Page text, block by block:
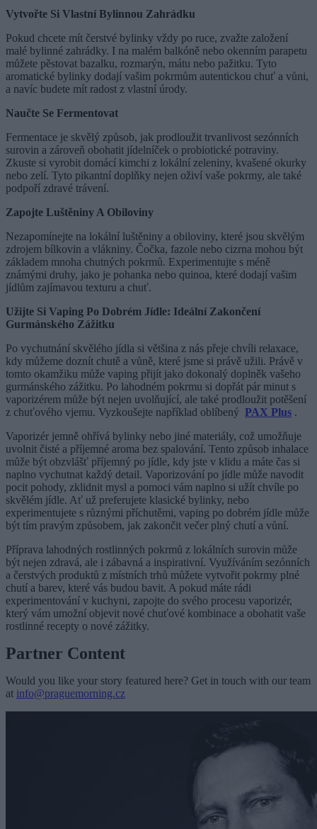
Vytvořte Si Vlastní Bylinnou Zahrádku
Pokud chcete mít čerstvé bylinky vždy po ruce, zvažte založení
malé bylinné zahrádky. I na malém balkóně nebo okenním parapetu
můžete pěstovat bazalku, rozmarýn, mátu nebo pažitku. Tyto
aromatické bylinky dodají vašim pokrmům autentickou chuť a vůni,
a navíc budete mít radost z vlastní úrody.
Naučte Se Fermentovat
Fermentace je skvělý způsob, jak prodloužit trvanlivost sezónních
surovin a zároveň obohatit jídelníček o probiotické potraviny.
Zkuste si vyrobit domácí kimchi z lokální zeleniny, kvašené okurky
nebo zelí. Tyto pikantní doplňky nejen oživí vaše pokrmy, ale také
podpoří zdravé trávení.
Zapojte Luštěniny A Obiloviny
Nezapomínejte na lokální luštěniny a obiloviny, které jsou skvělým
zdrojem bílkovin a vlákniny. Čočka, fazole nebo cizrna mohou být
základem mnoha chutných pokrmů. Experimentujte s méně
známými druhy, jako je pohanka nebo quinoa, které dodají vašim
jídlům zajímavou texturu a chuť.
Užijte Si Vaping Po Dobrém Jídle: Ideální Zakončení
Gurmánského Zážitku
Po vychutnání skvělého jídla si většina z nás přeje chvíli relaxace,
kdy můžeme doznít chutě a vůně, které jsme si právě užili. Právě v
tomto okamžiku může vaping přijít jako dokonalý doplněk vašeho
gurmánského zážitku. Po lahodném pokrmu si dopřát pár minut s
vaporizérem může být nejen uvolňující, ale také prodloužit potěšení
z chuťového vjemu. Vyzkoušejte například oblíbený PAX Plus .
Vaporizér jemně ohřívá bylinky nebo jiné materiály, což umožňuje
uvolnit čisté a příjemné aroma bez spalování. Tento způsob inhalace
může být obzvlášť příjemný po jídle, kdy jste v klidu a máte čas si
naplno vychutnat každý detail. Vaporizování po jídle může navodit
pocit pohody, zklidnit mysl a pomoci vám naplno si užít chvíle po
skvělém jídle. Ať už preferujete klasické bylinky, nebo
experimentujete s různými příchutěmi, vaping po dobrém jídle může
být tím pravým způsobem, jak zakončit večer plný chutí a vůní.
Příprava lahodných rostlinných pokrmů z lokálních surovin může
být nejen zdravá, ale i zábavná a inspirativní. Využíváním sezónních
a čerstvých produktů z místních trhů můžete vytvořit pokrmy plné
chutí a barev, které vás budou bavit. A pokud máte rádi
experimentování v kuchyni, zapojte do svého procesu vaporizér,
který vám umožní objevit nové chuťové kombinace a obohatit vaše
rostlinné recepty o nové zážitky.
Partner Content
Would you like your story featured here? Get in touch with our team
at info@praguemorning.cz